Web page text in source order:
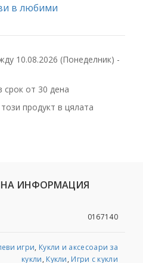
в любими
10.08.2026 (Понеделник) -
от 30 дена
продукт в цялата
ИНФОРМАЦИЯ
0167140
игри, Кукли и аксесоари за
кукли, Кукли, Игри с кукли